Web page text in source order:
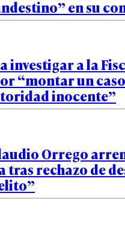
en su
investigar a la
“montar un
inocente”
Orrego
tras rechazo de